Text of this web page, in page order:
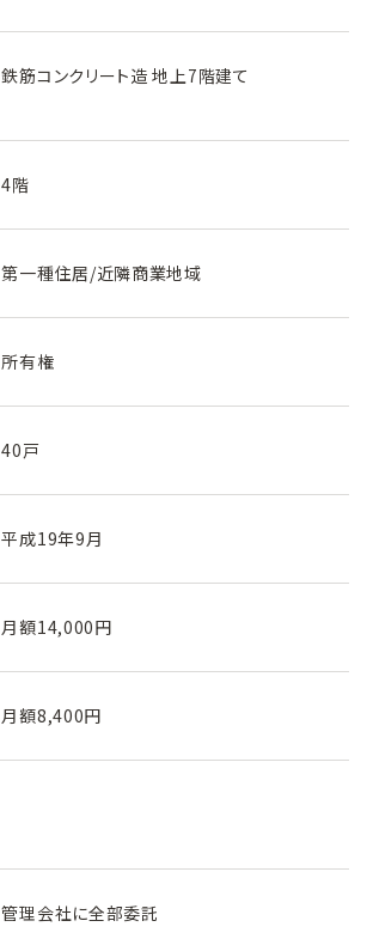
鉄筋コンクリート造 地上7階建て
4階
第一種住居/近隣商業地域
所有権
40戸
平成19年9月
月額14,000円
月額8,400円
管理会社に全部委託